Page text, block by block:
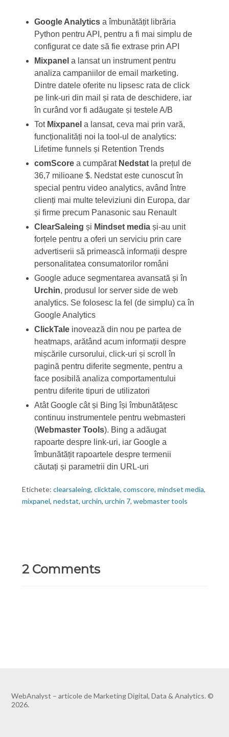
Google Analyticsa îmbunătățit librăria
Python pentru API, pentru a fi mai simplu de
configurat ce date să fie extrase prin API
Mixpanel a lansat un instrument pentru
analiza campaniilor de email marketing.
Dintre datele oferite nu lipsesc rata de click
pe link-uri din mail și rata de deschidere, iar
în curând vor fi adăugate și testele A/B
Tot Mixpanel a lansat, ceva mai prin vară,
funcționalități noi la tool-ul de analytics:
Lifetime funnels și Retention Trends
comScorea cumpărat Nedstatla prețul de
36,7 milioane $. Nedstat este cunoscut în
special pentru video analytics, având între
clienți mai multe televiziuni din Europa, dar
și firme precum Panasonic sau Renault
ClearSaleing și Mindset mediași-au unit
forțele pentru a oferi un serviciu prin care
advertiserii să primească informații despre
personalitatea consumatorilor români
Google aduce segmentarea avansată și în
Urchin, produsul lor server side de web
analytics. Se folosesc la fel (de simplu) ca în
Google Analytics
ClickTaleinovează din nou pe partea de
heatmaps, arătând acum informații despre
mișcările cursorului, click-uri și scroll în
pagină pentru diferite segmente, pentru a
face posibilă analiza comportamentului
pentru diferite tipuri de utilizatori
Atât Google cât și Bing își îmbunătățesc
continuu instrumentele pentru webmasteri
(Webmaster Tools). Bing a adăugat
rapoarte despre link-uri, iar Google a
îmbunătățit rapoartele despre termenii
căutați și parametrii din URL-uri
Etichete: clearsaleing, clicktale, comscore, mindset media,
mixpanel, nedstat, urchin, urchin 7, webmaster tools
2 Comments
WebAnalyst – articole de Marketing Digital, Data & Analytics. ©
2026.